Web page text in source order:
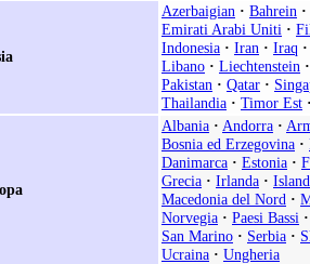
Azerbaigian · Bahrein ·
Emirati Arabi Uniti ·
Indonesia · Iran · Iraq ·
Libano · Liechtenstein ·
Pakistan · Qatar ·
Thailandia · Timor Est
Albania · Andorra ·
Bosnia ed Erzegovina ·
Danimarca · Estonia ·
Grecia · Irlanda ·
Macedonia del Nord ·
Norvegia · Paesi Bassi ·
San Marino · Serbia ·
Ucraina · Ungheria